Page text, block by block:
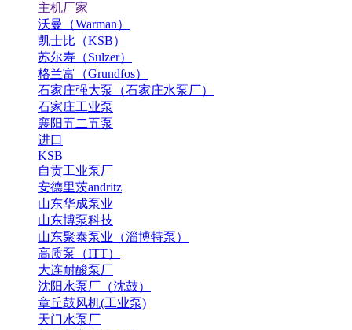
主机厂家
沃曼（Warman）
凯士比（KSB）
苏尔寿（Sulzer）
格兰富（Grundfos）
石家庄强大泵（石家庄水泵厂）
石家庄工业泵
襄阳五二五泵
进口
KSB
自贡工业泵厂
安德里茨andritz
山东华成泵业
山东博泵科技
山东聚泰泵业（淄博特泵）
高质泵（ITT）
大连耐酸泵厂
沈阳水泵厂（沈鼓）
章丘鼓风机(工业泵)
天门水泵厂